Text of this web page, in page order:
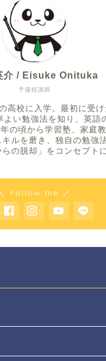
予備校講師
介 / Eisuke Onituka
高校に入学。最初に受
よい勉強法を知り、英語
の頃から学習塾、家庭
ルを磨き、独自の勉強
の脱却」をコンセプト
Follow me ／